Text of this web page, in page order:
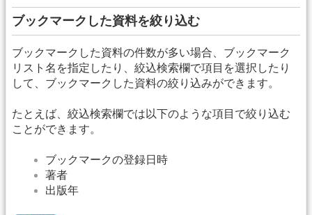
ブックマークした資料を絞り込む
ブックマークした資料の件数が多い場合、ブックマーク
リスト名を指定したり、絞込検索欄で項目を選択したり
して、ブックマークした資料の絞り込みができます。
たとえば、絞込検索欄では以下のような項目で絞り込む
ことができます。
ブックマークの登録日時
著者
出版年